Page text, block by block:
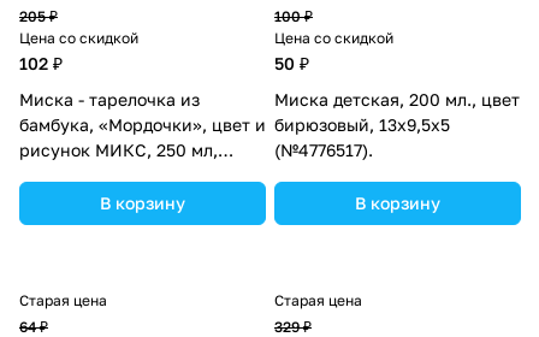
205 ₽
Цена со скидкой
102 ₽
Миска - тарелочка из
бамбука, «Мордочки», цвет и
рисунок МИКС, 250 мл,
В корзину
100 ₽
Цена со скидкой
50 ₽
Миска детская, 200 мл., цвет
бирюзовый, 13х9,5х5
(№4776517).
В корзину
Старая цена
64 ₽
Старая цена
329 ₽